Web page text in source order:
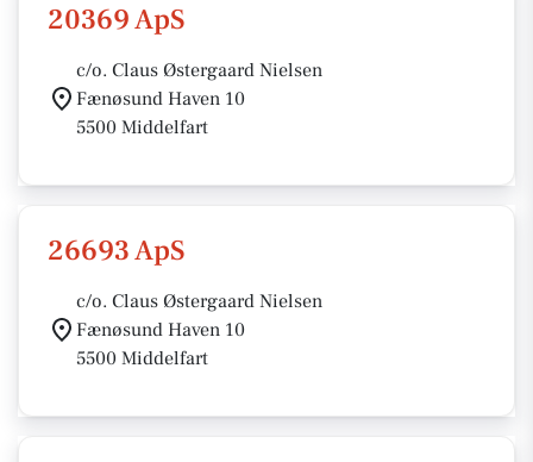
20369 ApS
c/o. Claus Østergaard Nielsen
Fænøsund Haven 10
5500 Middelfart
26693 ApS
c/o. Claus Østergaard Nielsen
Fænøsund Haven 10
5500 Middelfart